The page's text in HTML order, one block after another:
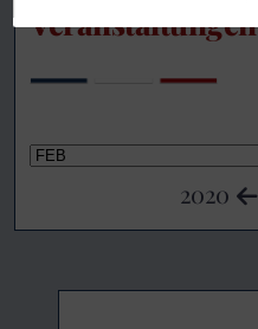
Veranstaltungen
2020